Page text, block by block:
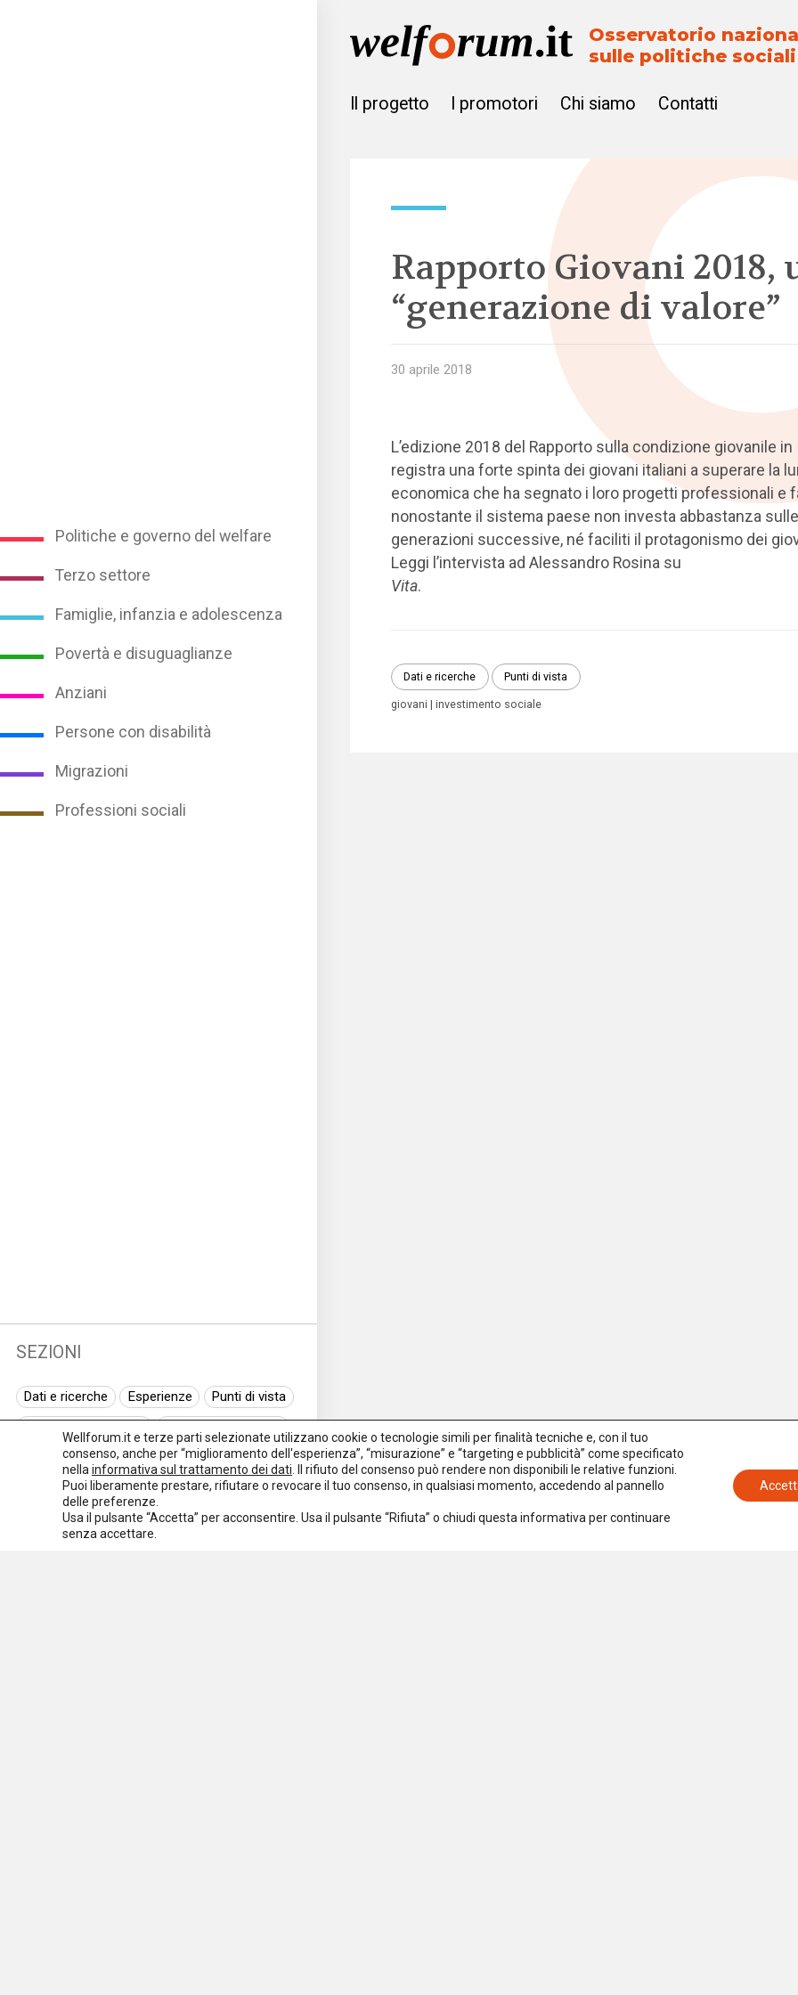
Politiche e governo del welfare
Terzo settore
Famiglie, infanzia e adolescenza
Povertà e disuguaglianze
Anziani
Persone con disabilità
Migrazioni
Professioni sociali
SEZIONI
Dati e ricerche Esperienze
Punti di vista
Normativa europea
Rassegna normativa
I seminari di Welforum
Eventi
Spazio ai promotori
Osservatorio
sulle politiche sociali
Il progetto I promotori Chi siamo Contatti
Rapporto Giovani 2018,
“generazione di valore”
30 aprile 2018
L’edizione 2018 del Rapporto sulla condizione giovanile in
registra una forte spinta dei giovani italiani a superare la
economica che ha segnato i loro progetti professionali e
nonostante il sistema paese non investa abbastanza sulle
generazioni successive, né faciliti il protagonismo dei
Leggi l’intervista ad Alessandro Rosina su
Vita.
Dati e ricerche Punti di vista
giovani investimento sociale
Wellforum.it e terze parti selezionate utilizzano cookie o tecnologie simili per finalità tecniche e, con il tuo
consenso, anche per “miglioramento dell'esperienza”, “misurazione” e “targeting e pubblicità” come specificato
nella informativa sul trattamento dei dati . Il rifiuto del consenso può rendere non disponibili le relative funzioni.
Puoi liberamente prestare, rifiutare o revocare il tuo consenso, in qualsiasi momento, accedendo al pannello
delle preferenze.
Usa il pulsante “Accetta” per acconsentire. Usa il pulsante “Rifiuta” o chiudi questa informativa per continuare
senza accettare.